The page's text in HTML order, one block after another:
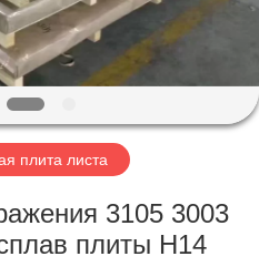
плита листа
3105 3003
плиты H14